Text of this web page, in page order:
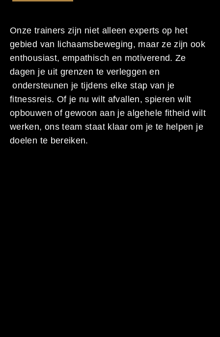
Onze trainers zijn niet alleen experts op het
gebied van lichaamsbeweging, maar ze zijn ook
enthousiast, empathisch en motiverend. Ze
dagen je uit grenzen te verleggen en
ondersteunen je tijdens elke stap van je
fitnessreis. Of je nu wilt afvallen, spieren wilt
opbouwen of gewoon aan je algehele fitheid wilt
werken, ons team staat klaar om je te helpen je
doelen te bereiken.